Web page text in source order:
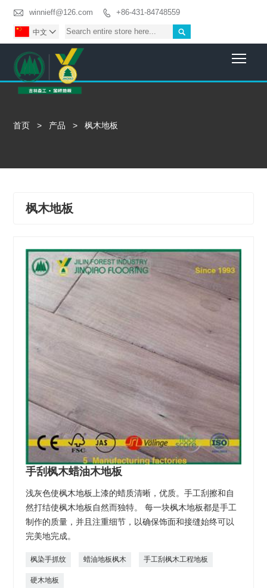
 winnieff@126.com  +86-431-84748559

中文 
首页 > 产品 > 枫木地板
枫木地板
手刮枫木蜡油木地板
浅灰色使枫木地板上漆的蜡质清晰，优质。手工刮擦和自
然打结使枫木地板自然而独特。 每一块枫木地板都是手工
制作的质量，并且注重细节，以确保饰面和接缝始终可以
完美地完成。
枫染手抓纹 蜡油地板枫木 手工刮枫木工程地板
硬木地板